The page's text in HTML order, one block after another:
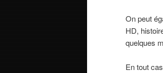
On peut
HD,
quelques
En tout